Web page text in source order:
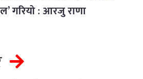
गरियो : आरजु राणा